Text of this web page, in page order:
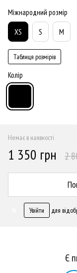
Міжнародний розмір
XS S M
Таблиця розмірів
Колір
Немає в наявності
1 350 грн 2
Увійти для
Є